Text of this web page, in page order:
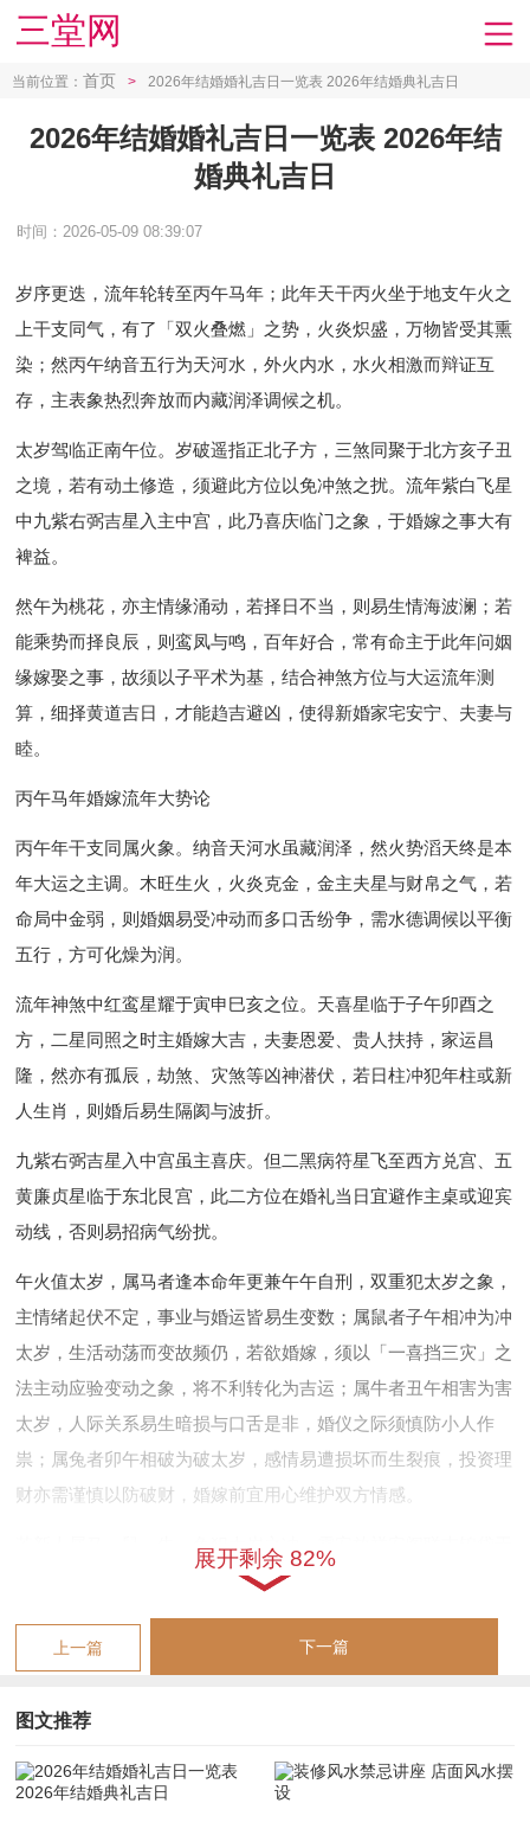
三堂网
当前位置： 首页 > 2026年结婚婚礼吉日一览表 2026年结婚典礼吉日
2026年结婚婚礼吉日一览表 2026年结
婚典礼吉日
时间：2026-05-09 08:39:07
岁序更迭，流年轮转至丙午马年；此年天干丙火坐于地支午火之
上干支同气，有了「双火叠燃」之势，火炎炽盛，万物皆受其熏
染；然丙午纳音五行为天河水，外火内水，水火相激而辩证互
存，主表象热烈奔放而内藏润泽调候之机。
太岁驾临正南午位。岁破遥指正北子方，三煞同聚于北方亥子丑
之境，若有动土修造，须避此方位以免冲煞之扰。流年紫白飞星
中九紫右弼吉星入主中宫，此乃喜庆临门之象，于婚嫁之事大有
裨益。
然午为桃花，亦主情缘涌动，若择日不当，则易生情海波澜；若
能乘势而择良辰，则鸾凤与鸣，百年好合，常有命主于此年问姻
缘嫁娶之事，故须以子平术为基，结合神煞方位与大运流年测
算，细择黄道吉日，才能趋吉避凶，使得新婚家宅安宁、夫妻与
睦。
丙午马年婚嫁流年大势论
丙午年干支同属火象。纳音天河水虽藏润泽，然火势滔天终是本
年大运之主调。木旺生火，火炎克金，金主夫星与财帛之气，若
命局中金弱，则婚姻易受冲动而多口舌纷争，需水德调候以平衡
五行，方可化燥为润。
流年神煞中红鸾星耀于寅申巳亥之位。天喜星临于子午卯酉之
方，二星同照之时主婚嫁大吉，夫妻恩爱、贵人扶持，家运昌
隆，然亦有孤辰，劫煞、灾煞等凶神潜伏，若日柱冲犯年柱或新
人生肖，则婚后易生隔阂与波折。
九紫右弼吉星入中宫虽主喜庆。但二黑病符星飞至西方兑宫、五
黄廉贞星临于东北艮宫，此二方位在婚礼当日宜避作主桌或迎宾
动线，否则易招病气纷扰。
午火值太岁，属马者逢本命年更兼午午自刑，双重犯太岁之象，
主情绪起伏不定，事业与婚运皆易生变数；属鼠者子午相冲为冲
太岁，生活动荡而变故频仍，若欲婚嫁，须以「一喜挡三灾」之
法主动应验变动之象，将不利转化为吉运；属牛者丑午相害为害
太岁，人际关系易生暗损与口舌是非，婚仪之际须慎防小人作
祟；属兔者卯午相破为破太岁，感情易遭损坏而生裂痕，投资理
财亦需谨慎以防破财，婚嫁前宜用心维护双方情感。
若新人属马、鼠、牛、兔犯太岁之冲。需安放祥安阁联吉锦袋于
正南方太岁之位以化解刑克，此物专镇太岁之煞，若置之则安，
煞冲克，子午冲主冲突阻碍，午午自刑主内耗不断，若日支为子
则易有口舌变故，择日时宜避之则安；再则参看大运流年之测
算，若命主大运恰逢申酉金运，金生水而反助婚姻稳固，若运中
展开剩余 82%
上一篇 下一篇
图文推荐